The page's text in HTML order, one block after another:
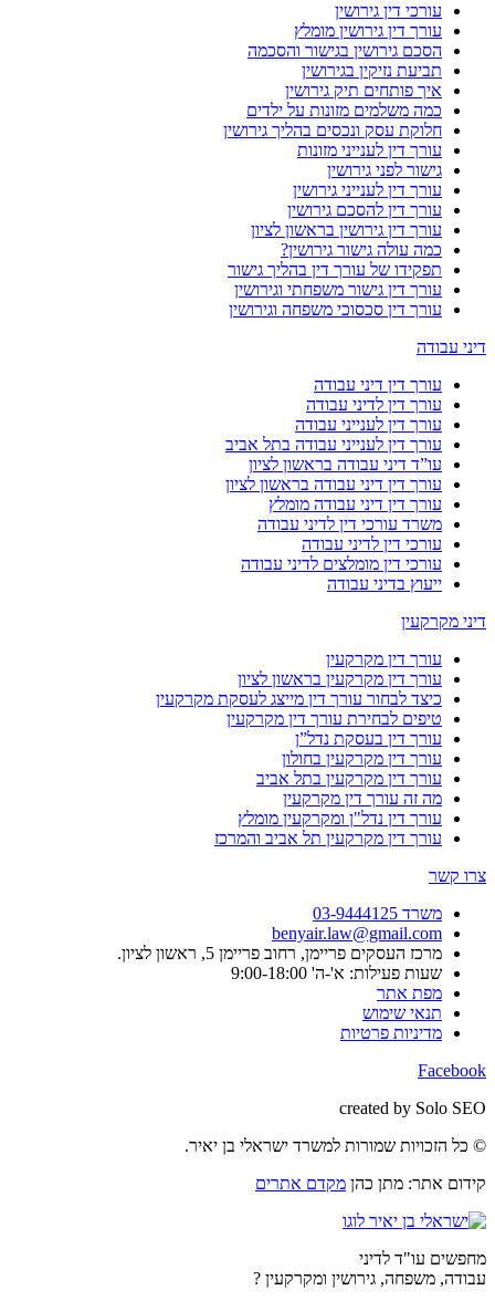
עורכי דין גירושין
עורך דין גירושין מומלץ
הסכם גירושין בגישור והסכמה
תביעת נזיקין בגירושין
איך פותחים תיק גירושין
כמה משלמים מזונות על ילדים
חלוקת עסק ונכסים בהליך גירושין
עורך דין לענייני מזונות
גישור לפני גירושין
עורך דין לענייני גירושין
עורך דין להסכם גירושין
עורך דין גירושין בראשון לציון
כמה עולה גישור גירושין?
תפקידו של עורך דין בהליך גישור
עורך דין גישור משפחתי וגירושין
עורך דין סכסוכי משפחה וגירושין
דיני עבודה
עורך דין דיני עבודה
עורך דין לדיני עבודה
עורך דין לענייני עבודה
עורך דין לענייני עבודה בתל אביב
עו”ד דיני עבודה בראשון לציון
עורך דין דיני עבודה בראשון לציון
עורך דין דיני עבודה מומלץ
משרד עורכי דין לדיני עבודה
עורכי דין לדיני עבודה
עורכי דין מומלצים לדיני עבודה
ייעוץ בדיני עבודה
דיני מקרקעין
עורך דין מקרקעין
עורך דין מקרקעין בראשון לציון
כיצד לבחור עורך דין מייצג לעסקת מקרקעין
טיפים לבחירת עורך דין מקרקעין
עורך דין בעסקת נדל”ן
עורך דין מקרקעין בחולון
עורך דין מקרקעין בתל אביב
מה זה עורך דין מקרקעין
עורך דין נדל"ן ומקרקעין מומלץ
עורך דין מקרקעין תל אביב והמרכז
צרו קשר
משרד 03-9444125
benyair.law@gmail.com
מרכז העסקים פריימן, רחוב פריימן 5, ראשון לציון.
שעות פעילות: א'-ה' 9:00-18:00
מפת אתר
תנאי שימוש
מדיניות פרטיות
Facebook
created by Solo SEO
© כל הזכויות שמורות למשרד ישראלי בן יאיר.
קידום אתר: מתן כהן מקדם אתרים
מחפשים עו"ד לדיני
עבודה, משפחה, גירושין ומקרקעין ?